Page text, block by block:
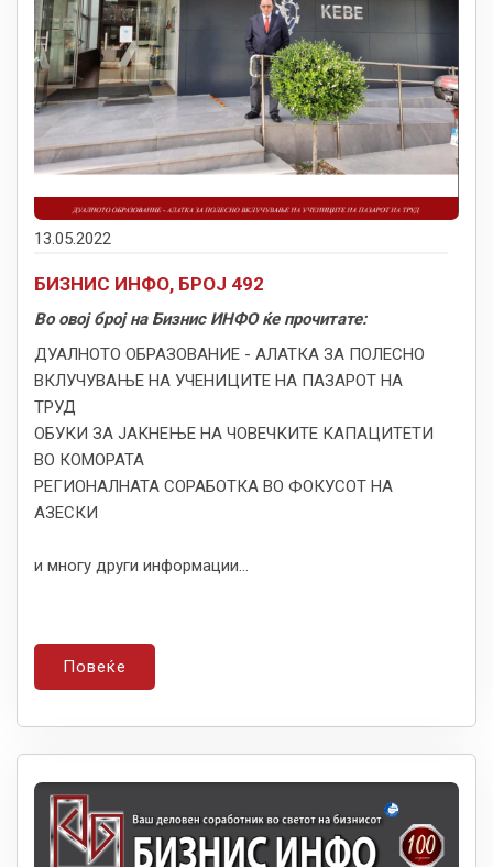
13.05.2022
БИЗНИС ИНФО, БРОЈ 492
Во овој број на Бизнис ИНФО ќе прочитате:
ДУАЛНОТО ОБРАЗОВАНИЕ - АЛАТКА ЗА ПОЛЕСНО
ВКЛУЧУВАЊЕ НА УЧЕНИЦИТЕ НА ПАЗАРОТ НА
ТРУД
ОБУКИ ЗА ЈАКНЕЊЕ НА ЧОВЕЧКИТЕ КАПАЦИТЕТИ
ВО КОМОРАТА
РЕГИОНАЛНАТА СОРАБОТКА ВО ФОКУСОТ НА
АЗЕСКИ
и многу други информации...
Повеќе